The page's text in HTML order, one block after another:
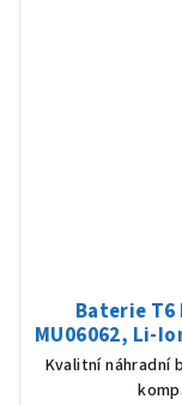
Baterie
MU06062, Li-
Kvalitní náhradní